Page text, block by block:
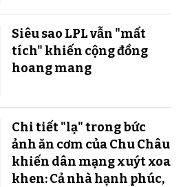
Siêu sao LPL vẫn "mất
tích" khiến cộng đồng
hoang mang
Chi tiết "lạ" trong bức
ảnh ăn cơm của Chu Châu
khiến dân mạng xuýt xoa
khen: Cả nhà hạnh phúc,